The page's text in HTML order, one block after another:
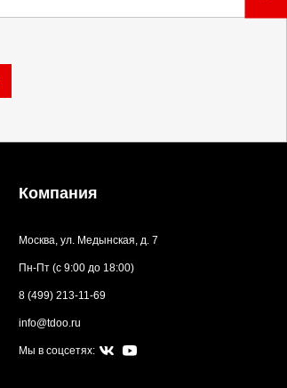
Компания
Москва, ул. Медынская, д. 7
Пн-Пт (с 9:00 до 18:00)
8 (499) 213-11-69
info@tdoo.ru
Мы в соцсетях: